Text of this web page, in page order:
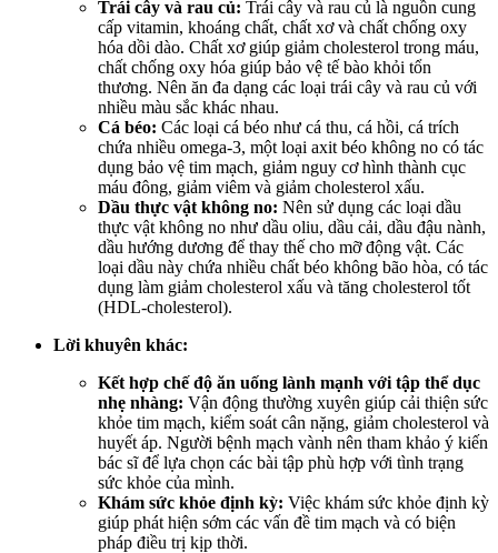
Trái cây và rau củ: Trái cây và rau củ là nguồn cung
cấp vitamin, khoáng chất, chất xơ và chất chống oxy
hóa dồi dào. Chất xơ giúp giảm cholesterol trong máu,
chất chống oxy hóa giúp bảo vệ tế bào khỏi tổn
thương. Nên ăn đa dạng các loại trái cây và rau củ với
nhiều màu sắc khác nhau.
Cá béo: Các loại cá béo như cá thu, cá hồi, cá trích
chứa nhiều omega-3, một loại axit béo không no có tác
dụng bảo vệ tim mạch, giảm nguy cơ hình thành cục
máu đông, giảm viêm và giảm cholesterol xấu.
Dầu thực vật không no: Nên sử dụng các loại dầu
thực vật không no như dầu oliu, dầu cải, dầu đậu nành,
dầu hướng dương để thay thế cho mỡ động vật. Các
loại dầu này chứa nhiều chất béo không bão hòa, có tác
dụng làm giảm cholesterol xấu và tăng cholesterol tốt
(HDL-cholesterol).
Lời khuyên khác:
Kết hợp chế độ ăn uống lành mạnh với tập thể dục
nhẹ nhàng: Vận động thường xuyên giúp cải thiện sức
khỏe tim mạch, kiểm soát cân nặng, giảm cholesterol và
huyết áp. Người bệnh mạch vành nên tham khảo ý kiến
bác sĩ để lựa chọn các bài tập phù hợp với tình trạng
sức khỏe của mình.
Khám sức khỏe định kỳ: Việc khám sức khỏe định kỳ
giúp phát hiện sớm các vấn đề tim mạch và có biện
pháp điều trị kịp thời.